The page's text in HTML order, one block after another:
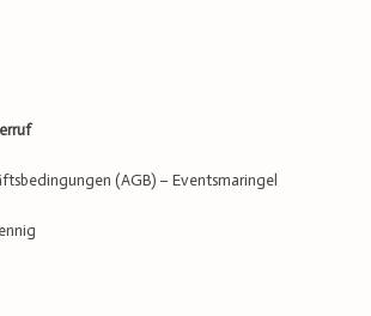
(AGB) – Eventsmaringel